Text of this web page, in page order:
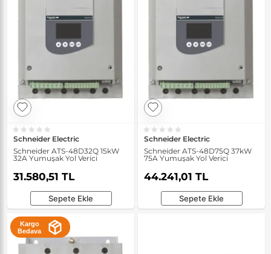
Schneider Electric
Schneider ATS-48D32Q 15kW
32A Yumuşak Yol Verici
31.580,51 TL
Sepete Ekle
Schneider Electric
Schneider ATS-48D75Q 37kW
75A Yumuşak Yol Verici
44.241,01 TL
Sepete Ekle
Kargo
Bedava